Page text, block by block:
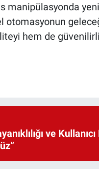
manipülasyonda
otomasyonun
hem de
ve